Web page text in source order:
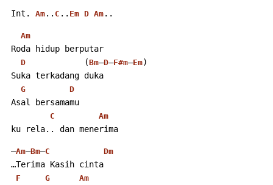
Int. Am .. C .. Em D Am ..
Am
Roda hidup berputar
D
            (
Bm–D–F#m–Em)
Suka terkadang duka
G D
Asal bersamamu
C Am
ku rela.. dan menerima
–Am–Bm–C Dm
…Terima Kasih cinta
F G Am